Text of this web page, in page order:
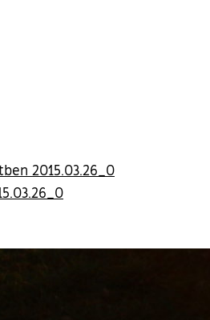
2015.03.26_0